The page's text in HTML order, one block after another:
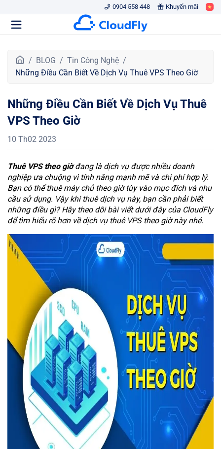
0904 558 448 Khuyến mãi
r
g
c
h
ủ
BLOG
Tin Công Nghệ
Những Điều Cần Biết Về Dịch Vụ Thuê VPS Theo Giờ
Những Điều Cần Biết Về Dịch Vụ Thuê
VPS Theo Giờ
10 Th02 2023
Thuê VPS theo giờđang là dịch vụ được nhiều doanh
nghiệp ưa chuộng vì tính năng mạnh mẽ và chi phí hợp lý.
Bạn có thể thuê máy chủ theo giờ tùy vào mục đích và nhu
cầu sử dụng. Vậy khi thuê dịch vụ này, bạn cần phải biết
những điều gì? Hãy theo dõi bài viết dưới đây của CloudFly
để tìm hiểu rõ hơn về dịch vụ thuê VPS theo giờ này nhé.